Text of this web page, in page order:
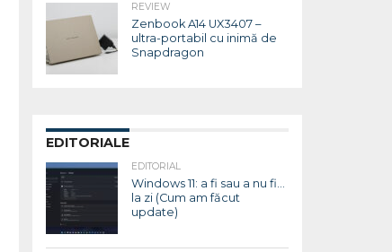
REVIEW
Zenbook A14 UX3407 –
ultra-portabil cu inimă de
Snapdragon
EDITORIALE
EDITORIAL
Windows 11: a fi sau a nu fi…
la zi (Cum am făcut
update)